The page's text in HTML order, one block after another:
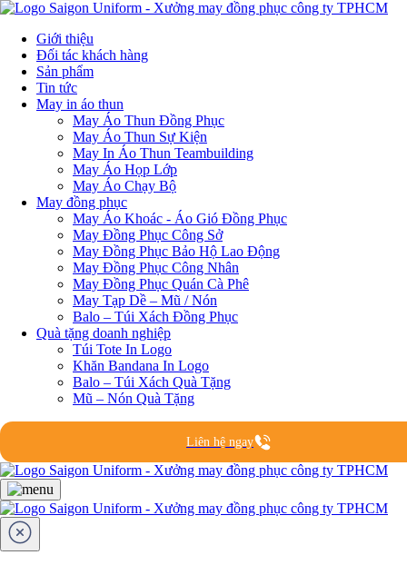
Giới thiệu
Đối tác khách hàng
Sản phẩm
Tin tức
May in áo thun
May Áo Thun Đồng Phục
May Áo Thun Sự Kiện
May In Áo Thun Teambuilding
May Áo Họp Lớp
May Áo Chạy Bộ
May đồng phục
May Áo Khoác - Áo Gió Đồng Phục
May Đồng Phục Công Sở
May Đồng Phục Bảo Hộ Lao Động
May Đồng Phục Công Nhân
May Đồng Phục Quán Cà Phê
May Tạp Dề – Mũ / Nón
Balo – Túi Xách Đồng Phục
Quà tặng doanh nghiệp
Túi Tote In Logo
Khăn Bandana In Logo
Balo – Túi Xách Quà Tặng
Mũ – Nón Quà Tặng
Liên hệ ngay